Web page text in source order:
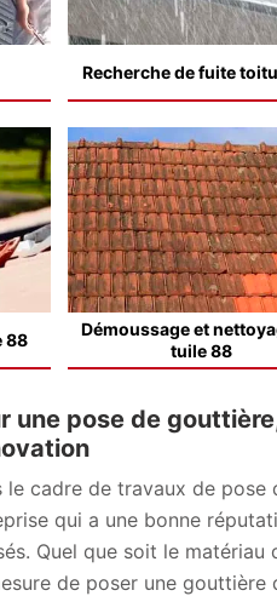
Recherche de fuite
88
Démoussage et
tuile 88
une pose de
le cadre de travaux de
qui a une bonne
Quel que soit le
de poser une gouttière